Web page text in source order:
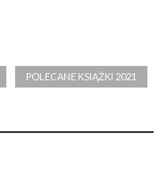
POLECANE KSIĄŻKI 2021